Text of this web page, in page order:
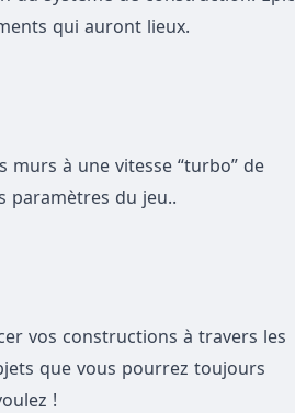
qui auront lieux.
à une vitesse “turbo” de
paramètres du jeu..
vos constructions à travers les
que vous pourrez toujours
!